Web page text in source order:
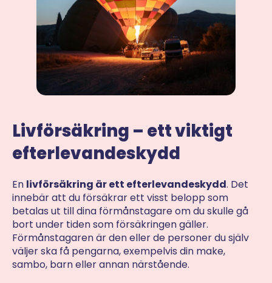
Livförsäkring – ett viktigt
efterlevandeskydd
En livförsäkring är ett efterlevandeskydd. Det
innebär att du försäkrar ett visst belopp som
betalas ut till dina förmånstagare om du skulle gå
bort under tiden som försäkringen gäller.
Förmånstagaren är den eller de personer du själv
väljer ska få pengarna, exempelvis din make,
sambo, barn eller annan närstående.